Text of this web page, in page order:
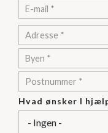
Adresse
Adresse
City/Town
ZIP/Postal
Code
Hvad ønsker I